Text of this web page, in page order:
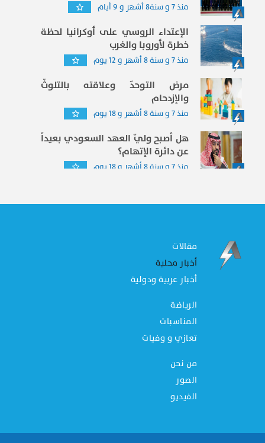
منذ 7 و سنة8 أشهر و 9 أيام
الإعتداء الروسي على أوكرانيا لحظة
خطرة لأوروبا والغرب
منذ 7 و سنة 8 أشهر و 12 يوم
مرض التوحدّ وعلاقته بالتلوثّ
والإزدحام
منذ 7 و سنة 8 أشهر و 18 يوم
هل أصبح وليّ العهد السعودي بعيداّ
عن دائرة الإتهام؟
منذ 7 و سنة 8 أشهر و 18 يوم
مقالات
أخبار محلية
أخبار عربية ودولية
الرياضة
المناسبات
تعازي و وفيات
من نحن
الصور
الفيديو